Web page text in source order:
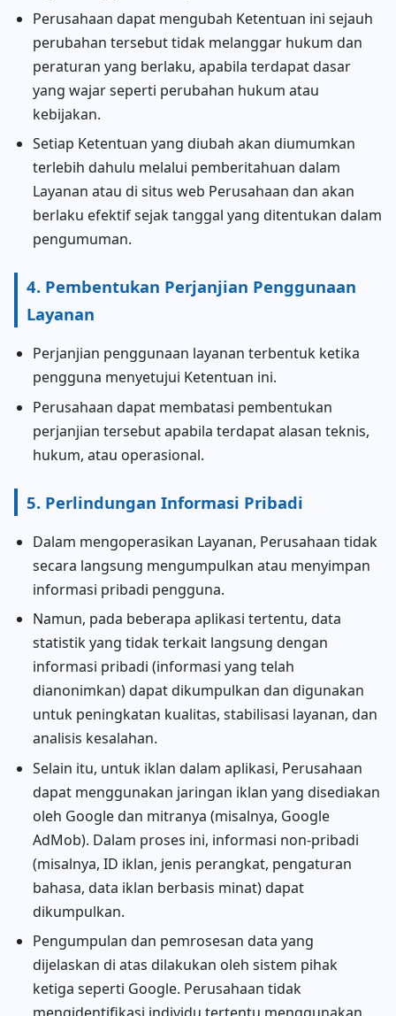
Perusahaan dapat mengubah Ketentuan ini sejauh
perubahan tersebut tidak melanggar hukum dan
peraturan yang berlaku, apabila terdapat dasar
yang wajar seperti perubahan hukum atau
kebijakan.
Setiap Ketentuan yang diubah akan diumumkan
terlebih dahulu melalui pemberitahuan dalam
Layanan atau di situs web Perusahaan dan akan
berlaku efektif sejak tanggal yang ditentukan dalam
pengumuman.
4. Pembentukan Perjanjian Penggunaan
Layanan
Perjanjian penggunaan layanan terbentuk ketika
pengguna menyetujui Ketentuan ini.
Perusahaan dapat membatasi pembentukan
perjanjian tersebut apabila terdapat alasan teknis,
hukum, atau operasional.
5. Perlindungan Informasi Pribadi
Dalam mengoperasikan Layanan, Perusahaan tidak
secara langsung mengumpulkan atau menyimpan
informasi pribadi pengguna.
Namun, pada beberapa aplikasi tertentu, data
statistik yang tidak terkait langsung dengan
informasi pribadi (informasi yang telah
dianonimkan) dapat dikumpulkan dan digunakan
untuk peningkatan kualitas, stabilisasi layanan, dan
analisis kesalahan.
Selain itu, untuk iklan dalam aplikasi, Perusahaan
dapat menggunakan jaringan iklan yang disediakan
oleh Google dan mitranya (misalnya, Google
AdMob). Dalam proses ini, informasi non-pribadi
(misalnya, ID iklan, jenis perangkat, pengaturan
bahasa, data iklan berbasis minat) dapat
dikumpulkan.
Pengumpulan dan pemrosesan data yang
dijelaskan di atas dilakukan oleh sistem pihak
ketiga seperti Google. Perusahaan tidak